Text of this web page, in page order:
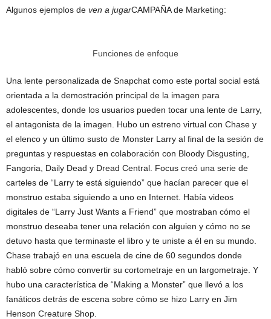
Algunos ejemplos de ven a jugarCAMPAÑA de Marketing:
Funciones de enfoque
Una lente personalizada de Snapchat como este portal social está
orientada a la demostración principal de la imagen para
adolescentes, donde los usuarios pueden tocar una lente de Larry,
el antagonista de la imagen. Hubo un estreno virtual con Chase y
el elenco y un último susto de Monster Larry al final de la sesión de
preguntas y respuestas en colaboración con Bloody Disgusting,
Fangoria, Daily Dead y Dread Central. Focus creó una serie de
carteles de “Larry te está siguiendo” que hacían parecer que el
monstruo estaba siguiendo a uno en Internet. Había videos
digitales de “Larry Just Wants a Friend” que mostraban cómo el
monstruo deseaba tener una relación con alguien y cómo no se
detuvo hasta que terminaste el libro y te uniste a él en su mundo.
Chase trabajó en una escuela de cine de 60 segundos donde
habló sobre cómo convertir su cortometraje en un largometraje. Y
hubo una característica de “Making a Monster” que llevó a los
fanáticos detrás de escena sobre cómo se hizo Larry en Jim
Henson Creature Shop.